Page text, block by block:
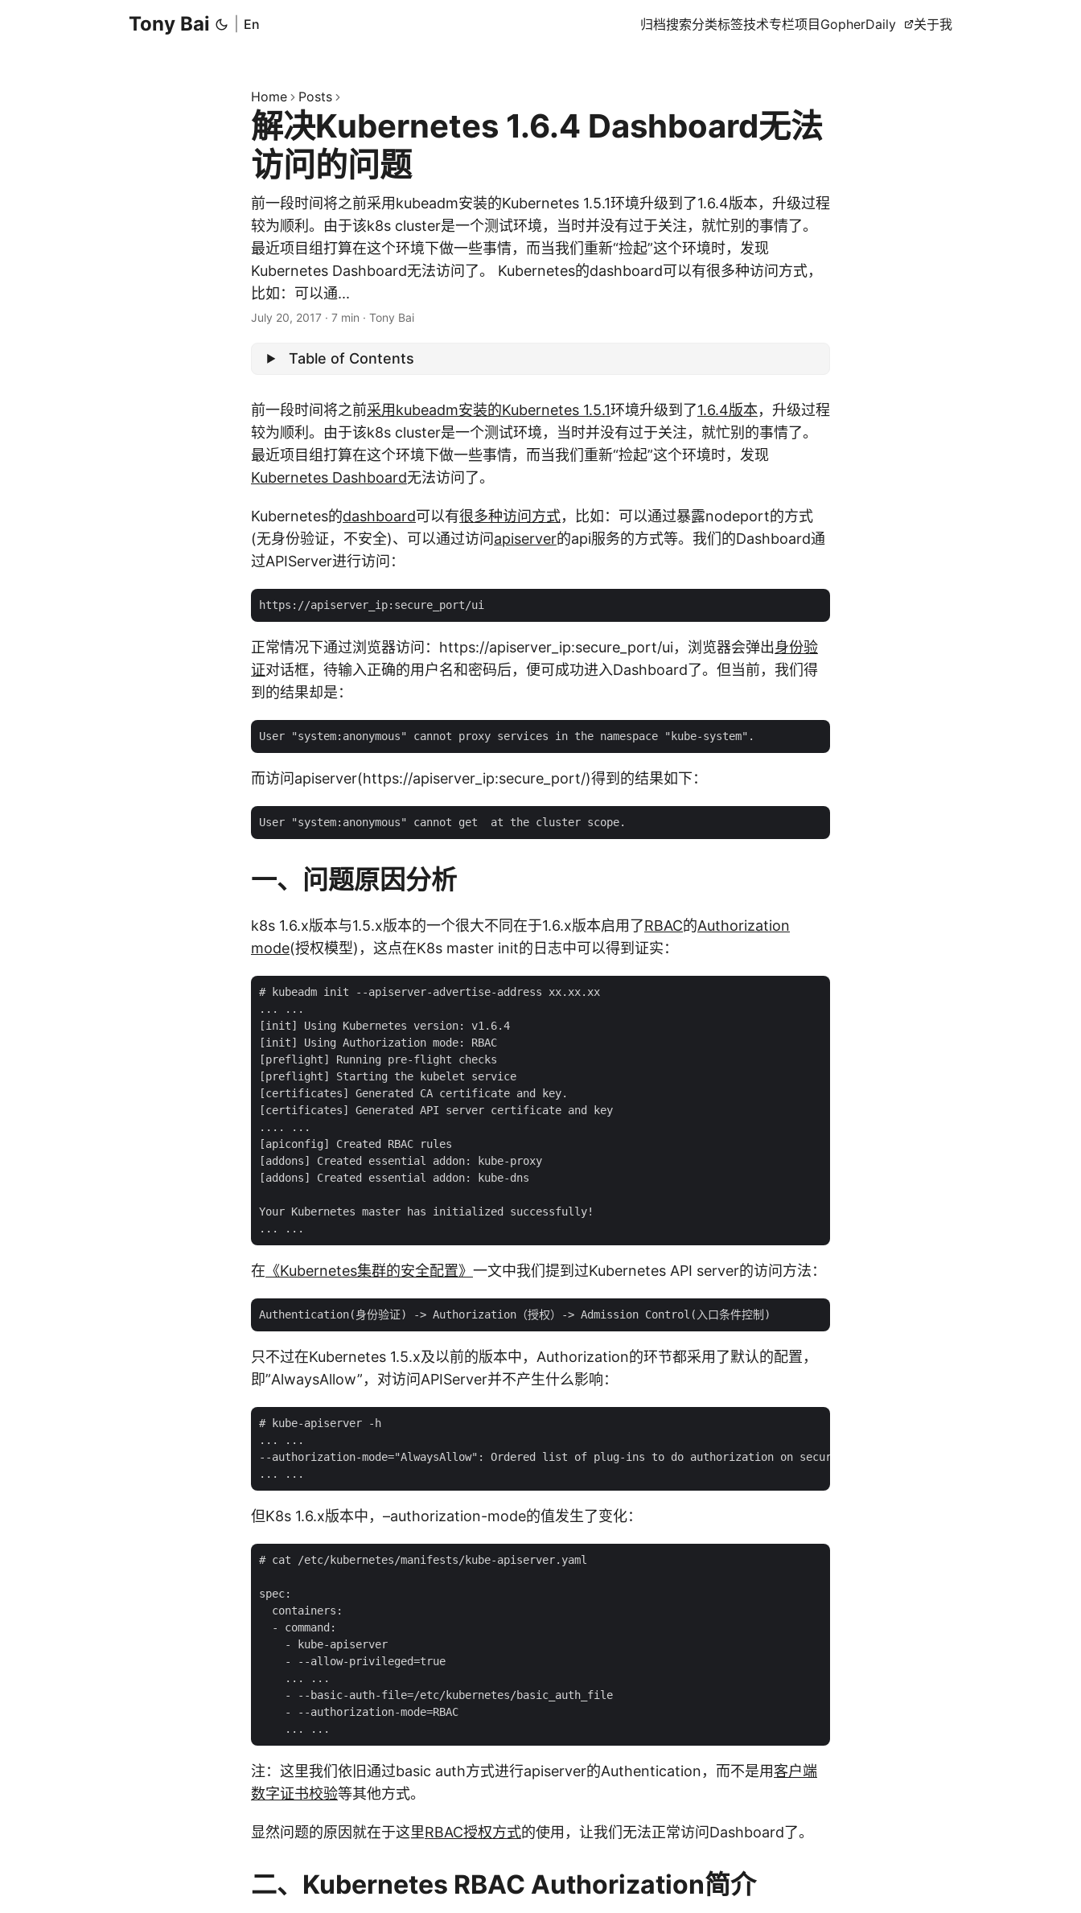
Tony Bai En 归档搜索分类标签技术专栏项目 GopherDaily 关于我
Home Posts
解决Kubernetes 1.6.4 Dashboard无法
访问的问题
前一段时间将之前采用kubeadm安装的Kubernetes 1.5.1环境升级到了1.6.4版本，升级过程
较为顺利。由于该k8s cluster是一个测试环境，当时并没有过于关注，就忙别的事情了。
最近项目组打算在这个环境下做一些事情，而当我们重新“捡起”这个环境时，发现
Kubernetes Dashboard无法访问了。 Kubernetes的dashboard可以有很多种访问方式，
比如：可以通...
July 20, 2017 · 7 min · Tony Bai
Table of Contents
前一段时间将之前采用kubeadm安装的Kubernetes 1.5.1环境升级到了1.6.4版本，升级过程
较为顺利。由于该k8s cluster是一个测试环境，当时并没有过于关注，就忙别的事情了。
最近项目组打算在这个环境下做一些事情，而当我们重新“捡起”这个环境时，发现
Kubernetes Dashboard无法访问了。
Kubernetes的dashboard可以有很多种访问方式，比如：可以通过暴露nodeport的方式
(无身份验证，不安全)、可以通过访问apiserver的api服务的方式等。我们的Dashboard通
过APIServer进行访问：
正常情况下通过浏览器访问：https://apiserver_ip:secure_port/ui，浏览器会弹出身份验
证对话框，待输入正确的用户名和密码后，便可成功进入Dashboard了。但当前，我们得
到的结果却是：
而访问apiserver(https://apiserver_ip:secure_port/)得到的结果如下：
一、问题原因分析
k8s 1.6.x版本与1.5.x版本的一个很大不同在于1.6.x版本启用了RBAC的Authorization
mode(授权模型)，这点在K8s master init的日志中可以得到证实：
# kubeadm init --apiserver-advertise-address xx.xx.xx
... ...
[init] Using Kubernetes version: v1.6.4
[init] Using Authorization mode: RBAC
[preflight] Running pre-flight checks
[preflight] Starting the kubelet service
[certificates] Generated CA certificate and key.
[certificates] Generated API server certificate and key
.... ...
[apiconfig] Created RBAC rules
[addons] Created essential addon: kube-proxy
[addons] Created essential addon: kube-dns
Your Kubernetes master has initialized successfully!
在 《Kubernetes集群的安全配置》 一文中我们提到过Kubernetes API server的访问方法：
只不过在Kubernetes 1.5.x及以前的版本中，Authorization的环节都采用了默认的配置，
即”AlwaysAllow”，对访问APIServer并不产生什么影响：
# kube-apiserver -h
... ...
--authorization-mode="AlwaysAllow": Ordered list of plug-ins to do authorization on secure port. Comma-delimited list of:
但K8s 1.6.x版本中，–authorization-mode的值发生了变化：
# cat /etc/kubernetes/manifests/kube-apiserver.yaml
spec:
  containers:
  - command:
    - kube-apiserver
    - --allow-privileged=true
    ... ...
    - --basic-auth-file=/etc/kubernetes/basic_auth_file
    - --authorization-mode=RBAC
注：这里我们依旧通过basic auth方式进行apiserver的Authentication，而不是用客户端
数字证书校验等其他方式。
显然问题的原因就在于这里RBAC授权方式的使用，让我们无法正常访问Dashboard了。
二、Kubernetes RBAC Authorization简介